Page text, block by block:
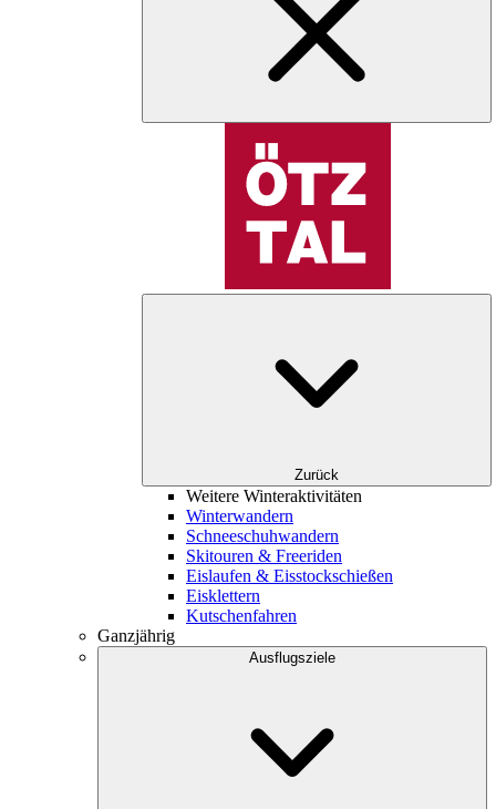
Zurück
Weitere Winteraktivitäten
Winterwandern
Schneeschuhwandern
Skitouren & Freeriden
Eislaufen & Eisstockschießen
Eisklettern
Kutschenfahren
Ganzjährig
Ausflugsziele